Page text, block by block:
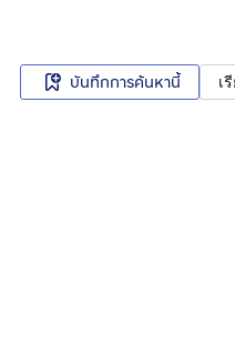
บันทึกการค้นหานี้ เ